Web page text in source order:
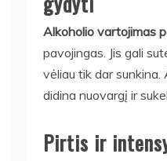
Alkoholio vartojimas
pavojingas. Jis gali
vėliau tik dar sunkina.
didina nuovargį ir
Pirtis ir